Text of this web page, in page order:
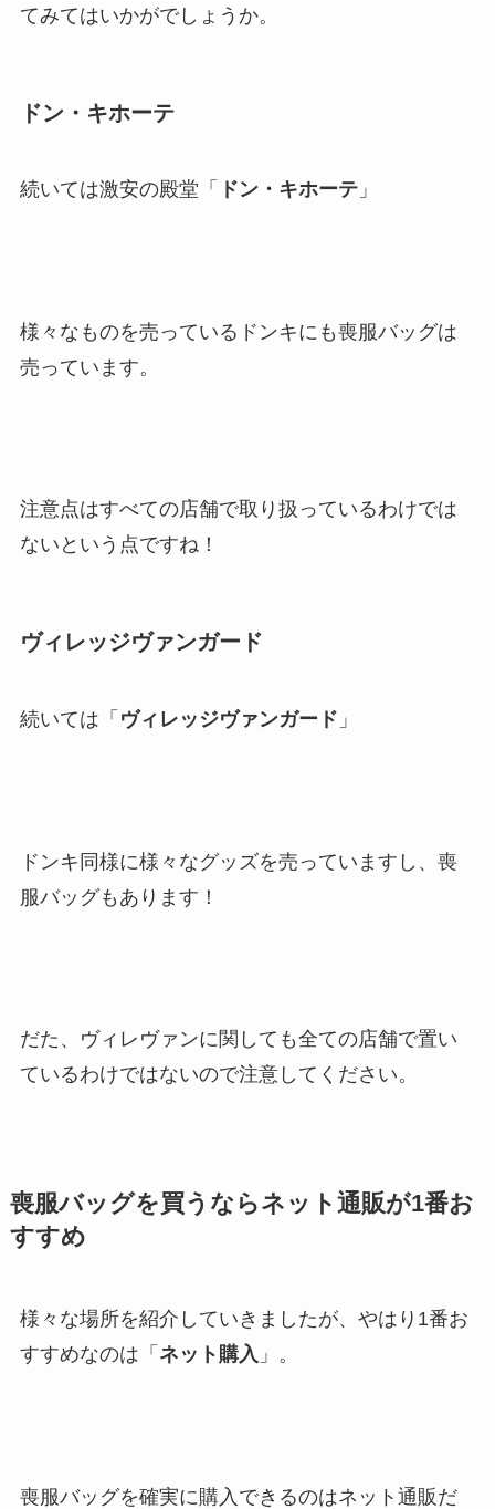
てみてはいかがでしょうか。
ドン・キホーテ
続いては激安の殿堂「 ドン・キホーテ」
様々なものを売っているドンキにも喪服バッグは
売っています。
注意点はすべての店舗で取り扱っているわけでは
ないという点ですね！
ヴィレッジヴァンガード
続いては「 ヴィレッジヴァンガード 」
ドンキ同様に様々なグッズを売っていますし、喪
服バッグもあります！
だた、ヴィレヴァンに関しても全ての店舗で置い
ているわけではないので注意してください。
喪服バッグを買うならネット通販が1番お
すすめ
様々な場所を紹介していきましたが、やはり1番お
すすめなのは「 ネット購入 」。
喪服バッグを確実に購入できるのはネット通販だ